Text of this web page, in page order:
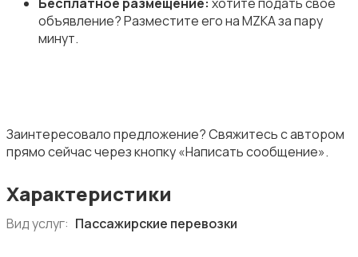
объявление? Разместите его на MZKA за пару
минут.
Заинтересовало предложение? Свяжитесь с автором
прямо сейчас через кнопку «Написать сообщение».
Характеристики
Вид услуг: Пассажирские перевозки